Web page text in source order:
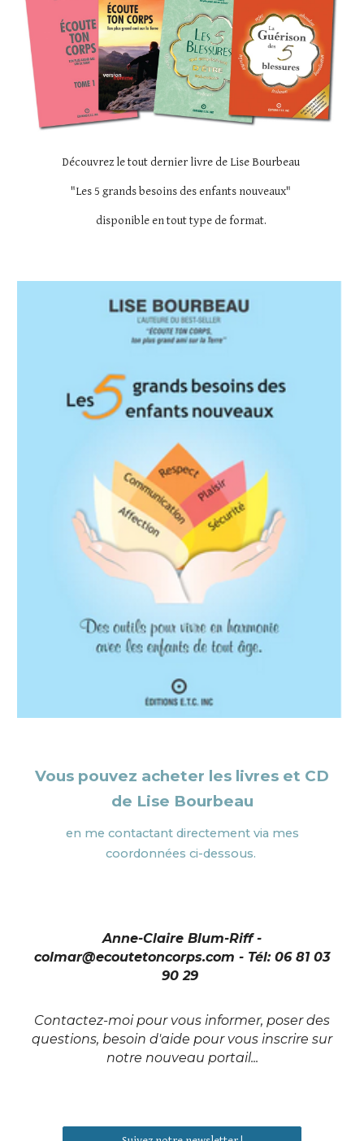
Découvrez le tout dernier livre de Lise Bourbeau
"Les 5 grands besoins des enfants nouveaux"
disponible en tout type de format.
Vous pouvez acheter les livres et CD
de Lise Bourbeau
en me contactant directement via mes
coordonnées ci-dessous.
Anne-Claire Blum-Riff -
colmar@ecoutetoncorps.com - Tél: 06 81 03
90 29
Contactez-moi pour vous informer, poser des
questions, besoin d'aide pour vous inscrire sur
notre nouveau portail...